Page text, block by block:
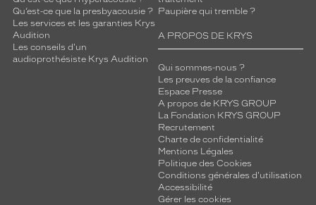
Qu’est-ce que la presbyacousie ?
Les services et les garanties Krys
Audition
Les conseils d'un
audioprothésiste Krys Audition
Paupière qui tremble ?
A PROPOS DE KRYS
Qui sommes-nous ?
Les preuves de la confiance
Espace Presse
A propos de KRYS GROUP
La Fondation KRYS GROUP
Recrutement
Charte de confidentialité
Mentions Légales
Politique des Cookies
Conditions générales d'utilisation
Accessibilité
Gérer les cookies